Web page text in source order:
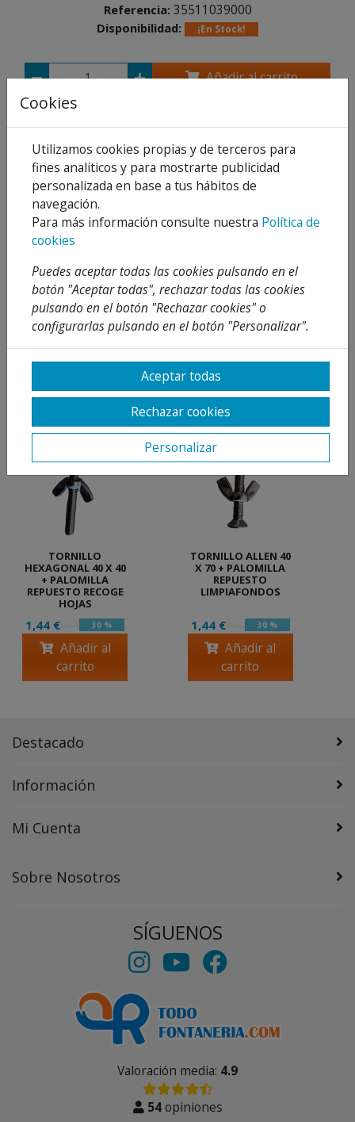
Referencia: 35511039000
Disponibilidad: ¡En Stock!
Añadir al carrito
Adjuntos
Opiniones
¡Este producto no tiene descripción!
PRODUCTOSRELACIONADOS
TORNILLO
HEXAGONAL 40 X 40
+ PALOMILLA
REPUESTO RECOGE
HOJAS
1,44 € 30 %
Añadir al
carrito
TORNILLO ALLEN 40
X 70 + PALOMILLA
REPUESTO
LIMPIAFONDOS
1,44 €2,06 € 30 %
Añadir al
carrito
Destacado
Información
Mi Cuenta
Sobre Nosotros
SÍGUENOS
Valoración media: 4.9
54opiniones
Cookies
Utilizamos cookies propias y de terceros para
fines analíticos y para mostrarte publicidad
personalizada en base a tus hábitos de
navegación.
Para más información consulte nuestra Política de
cookies
Puedes aceptar todas las cookies pulsando en el
botón "Aceptar todas", rechazar todas las cookies
pulsando en el botón "Rechazar cookies" o
configurarlas pulsando en el botón "Personalizar".
Aceptar todas
Rechazar cookies
Personalizar